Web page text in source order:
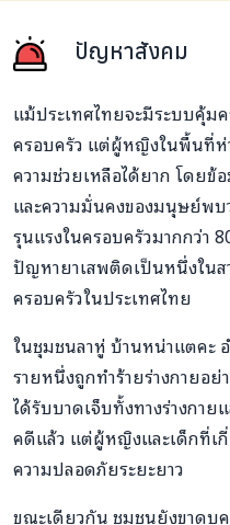
ปัญหาสังคม
แม้ประเทศไทยจะมีระบบคุ้ม
ครอบครัว แต่ผู้หญิงในพื้นที่ห่
ความช่วยเหลือได้ยาก โดยข้
และความมั่นคงของมนุษย์พ
รุนแรงในครอบครัวมากกว่า
ปัญหายาเสพติดเป็นหนึ่งในส
ครอบครัวในประเทศไทย
ในชุมชนลาหู่ บ้านหน่าแตคะ
รายหนึ่งถูกทำร้ายร่างกายอ
ได้รับบาดเจ็บทั้งทางร่างกา
คดีแล้ว แต่ผู้หญิงและเด็กที่เ
ความปลอดภัยระยะยาว
ขณะเดียวกัน ชุมชนยังขาดบุ